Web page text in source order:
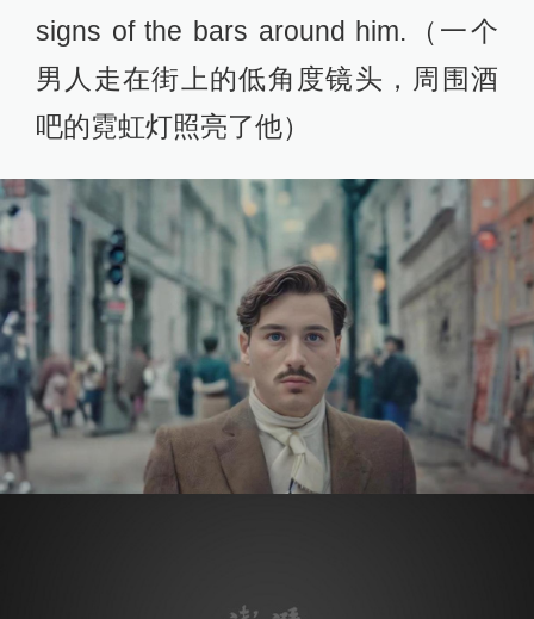
signs of the bars around him.（一个
男人走在街上的低角度镜头，周围酒
吧的霓虹灯照亮了他）